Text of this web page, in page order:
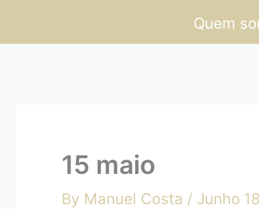
Quem
15 maio
By Manuel Costa / Junho